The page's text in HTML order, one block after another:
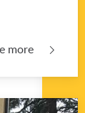
more